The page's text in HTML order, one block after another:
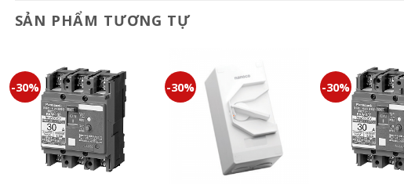
SẢN PHẨM TƯƠNG TỰ
-30% -30% -30%